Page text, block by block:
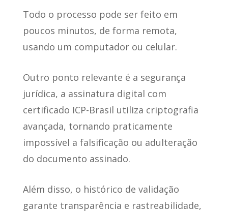
Todo o processo pode ser feito em
poucos minutos, de forma remota,
usando um computador ou celular.
Outro ponto relevante é a segurança
jurídica, a assinatura digital com
certificado ICP-Brasil utiliza criptografia
avançada, tornando praticamente
impossível a falsificação ou adulteração
do documento assinado.
Além disso, o histórico de validação
garante transparência e rastreabilidade,